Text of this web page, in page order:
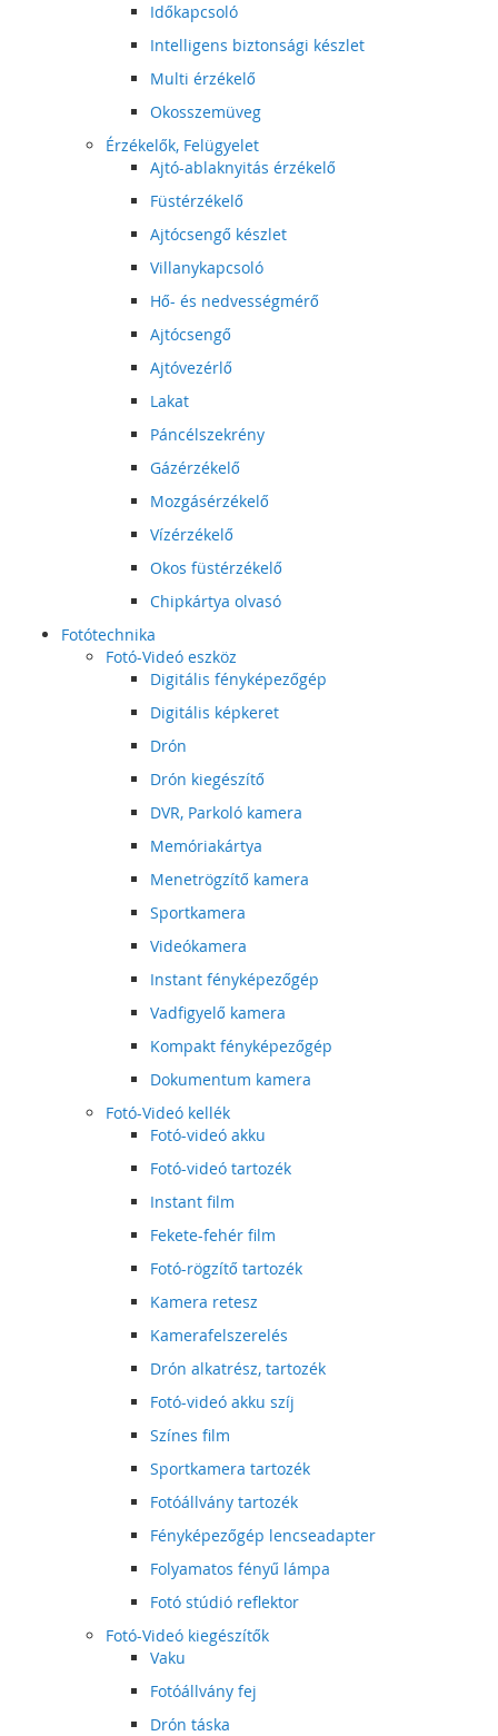
Időkapcsoló
Intelligens biztonsági készlet
Multi érzékelő
Okosszemüveg
Érzékelők, Felügyelet
Ajtó-ablaknyitás érzékelő
Füstérzékelő
Ajtócsengő készlet
Villanykapcsoló
Hő- és nedvességmérő
Ajtócsengő
Ajtóvezérlő
Lakat
Páncélszekrény
Gázérzékelő
Mozgásérzékelő
Vízérzékelő
Okos füstérzékelő
Chipkártya olvasó
Fotótechnika
Fotó-Videó eszköz
Digitális fényképezőgép
Digitális képkeret
Drón
Drón kiegészítő
DVR, Parkoló kamera
Memóriakártya
Menetrögzítő kamera
Sportkamera
Videókamera
Instant fényképezőgép
Vadfigyelő kamera
Kompakt fényképezőgép
Dokumentum kamera
Fotó-Videó kellék
Fotó-videó akku
Fotó-videó tartozék
Instant film
Fekete-fehér film
Fotó-rögzítő tartozék
Kamera retesz
Kamerafelszerelés
Drón alkatrész, tartozék
Fotó-videó akku szíj
Színes film
Sportkamera tartozék
Fotóállvány tartozék
Fényképezőgép lencseadapter
Folyamatos fényű lámpa
Fotó stúdió reflektor
Fotó-Videó kiegészítők
Vaku
Fotóállvány fej
Drón táska